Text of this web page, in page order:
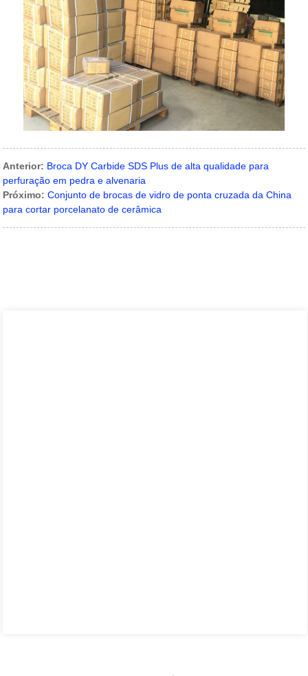
Anterior: Broca DY Carbide SDS Plus de alta qualidade para
perfuração em pedra e alvenaria
Próximo: Conjunto de brocas de vidro de ponta cruzada da China
para cortar porcelanato de cerâmica